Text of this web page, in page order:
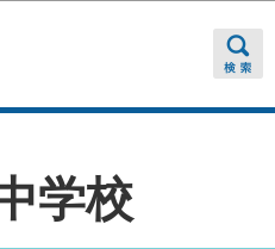
学校